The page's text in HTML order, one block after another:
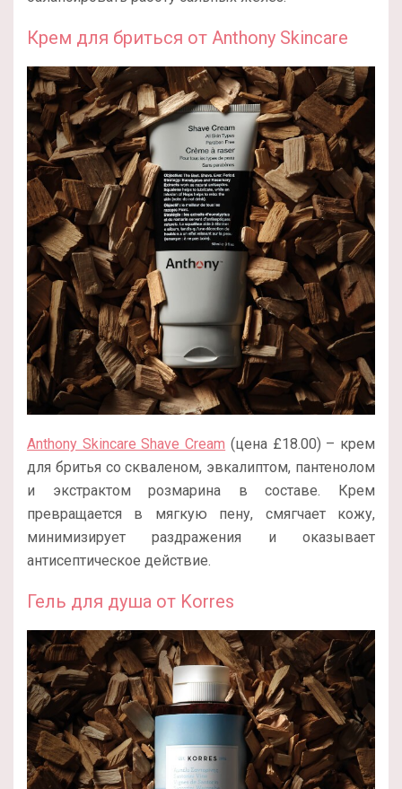
Крем для бриться от Anthony Skincare
Anthony Skincare Shave Cream (цена £18.00) – крем
для бритья со скваленом, эвкалиптом, пантенолом
и экстрактом розмарина в составе. Крем
превращается в мягкую пену, смягчает кожу,
минимизирует раздражения и оказывает
антисептическое действие.
Гель для душа от Korres